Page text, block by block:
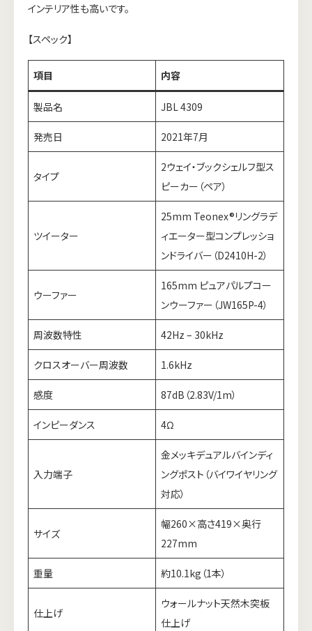
インテリア性も高いです。
【スペック】
項目 内容
製品名 JBL 4309
発売日 2021年7月
タイプ
2ウェイ・ブックシェルフ型ス
ピーカー（ペア）
ツイーター
25mm Teonex®リングラデ
ィエーター型コンプレッショ
ンドライバー（D2410H-2）
ウーファー
165mm ピュアパルプコー
ンウーファー（JW165P-4）
周波数特性 42Hz – 30kHz
クロスオーバー周波数 1.6kHz
感度 87dB（2.83V/1m）
インピーダンス 4Ω
入力端子
金メッキデュアルバインディ
ングポスト（バイワイヤリング
対応）
サイズ
幅260×高さ419×奥行
227mm
重量 約10.1kg（1本）
仕上げ
ウォールナット天然木突板
仕上げ